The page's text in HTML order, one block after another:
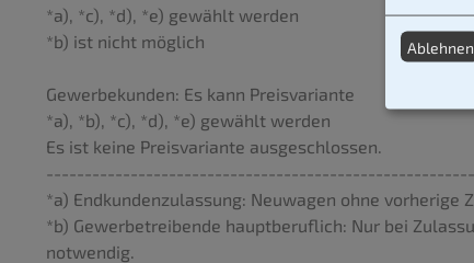
*a), *c), *d), *e) gewählt werden
*b) ist nicht möglich
Gewerbekunden: Es kann Preisvariante
*a), *b), *c), *d), *e) gewählt werden
Es ist keine Preisvariante ausgeschlossen.
*a) Endkundenzulassung: Neuwagen ohne vorherige
*b) Gewerbetreibende hauptberuflich: Nur bei
notwendig.
Ablehnen